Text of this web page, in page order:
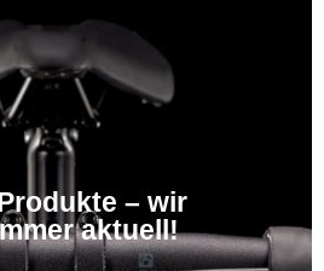
– wir
aktuell!